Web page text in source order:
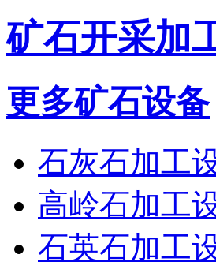
矿石开采加
更多矿石设备
石灰石加工
高岭石加工
石英石加工